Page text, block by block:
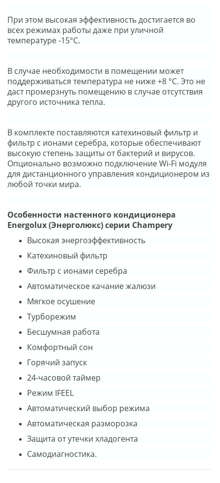
При этом высокая эффективность достигается во
всех режимах работы даже при уличной
температуре -15°С.
В случае необходимости в помещении может
поддерживаться температура не ниже +8 °С. Это не
даст промерзнуть помещению в случае отсутствия
другого источника тепла.
В комплекте поставляются катехиновый фильтр и
фильтр с ионами серебра, которые обеспечивают
высокую степень защиты от бактерий и вирусов.
Опционально возможно подключение Wi-Fi модуля
для дистанционного управления кондиционером из
любой точки мира.
Особенности настенного кондиционера
Energolux (Энерголюкс) серии Champery
Высокая энергоэффективность
Катехиновый фильтр
Фильтр с ионами серебра
Автоматическое качание жалюзи
Мягкое осушение
Турборежим
Бесшумная работа
Комфортный сон
Горячий запуск
24-часовой таймер
Режим IFEEL
Автоматический выбор режима
Автоматическая разморозка
Защита от утечки хладогента
Самодиагностика.